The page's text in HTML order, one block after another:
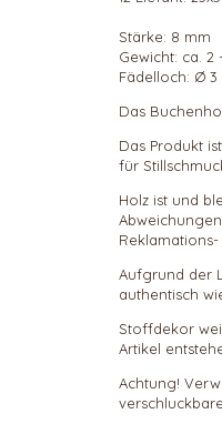
Stärke: 8 mm
Gewicht: ca. 2
Fädelloch: Ø 3
Das
Das Produkt
für
Holz ist und
Aufgrund der
authentisch
Stoffdekor
Artikel
Achtung!